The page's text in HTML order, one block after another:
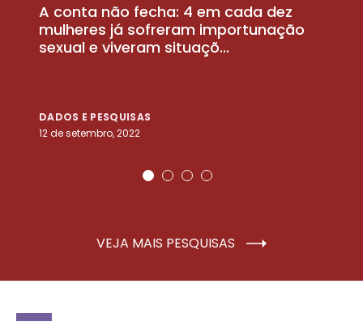
A conta não fecha: 4 em cada dez
mulheres já sofreram importunação
sexual e viveram situaçõ...
DADOS E PESQUISAS
12 de setembro, 2022
VEJA MAIS PESQUISAS